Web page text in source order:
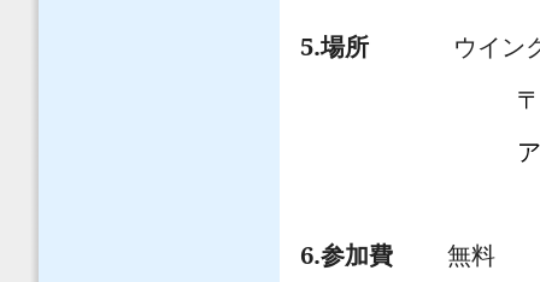
5.場所
ウイン
〒
アクセ
6.参加費 無料